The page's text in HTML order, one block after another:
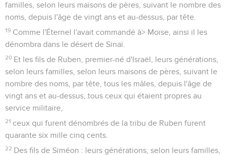
familles, selon leurs maisons de pères, suivant le nombre des
noms, depuis l'âge de vingt ans et au-dessus, par tête.
19 Comme l'Éternel l'avait commandé à> Moïse, ainsi il les
dénombra dans le désert de Sinaï.
20 Et les fils de Ruben, premier-né d'Israël, leurs générations,
selon leurs familles, selon leurs maisons de pères, suivant le
nombre des noms, par tête, tous les mâles, depuis l'âge de
vingt ans et au-dessus, tous ceux qui étaient propres au
service militaire,
21 ceux qui furent dénombrés de la tribu de Ruben furent
quarante six mille cinq cents.
22 Des fils de Siméon : leurs générations, selon leurs familles,